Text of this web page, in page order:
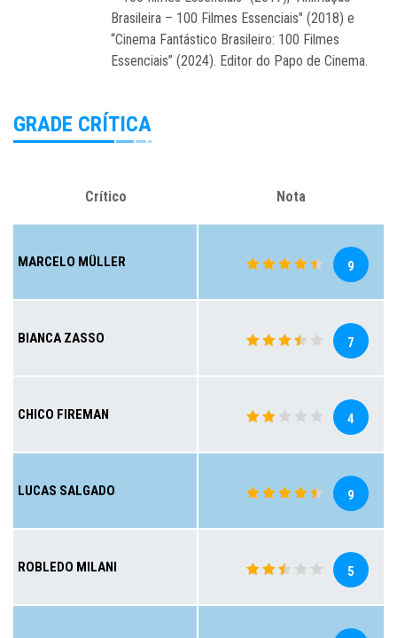
Brasileira – 100 Filmes Essenciais" (2018) e
“Cinema Fantástico Brasileiro: 100 Filmes
Essenciais” (2024). Editor do Papo de Cinema.
GRADE CRÍTICA
Crítico Nota
MARCELO MÜLLER 9
BIANCA ZASSO 7
CHICO FIREMAN 4
LUCAS SALGADO 9
ROBLEDO MILANI 5